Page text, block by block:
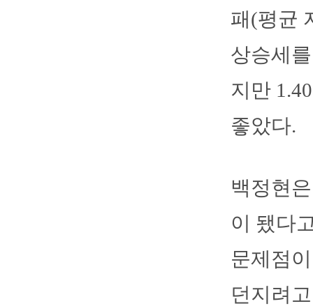
패(평균
상승세
지만
좋았다.
백정현
이 됐다
문제점
던지려